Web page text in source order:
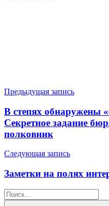
Навигация
по
записям
Предыдущая запись
В степях обнаружены
Секретное задание
полковник
Следующая запись
Заметки на полях
Найти: